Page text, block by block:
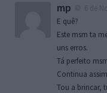
mp
E quê?
Este msm ta
uns erros.
Tá perfeito
Continua
Tou a brincar,